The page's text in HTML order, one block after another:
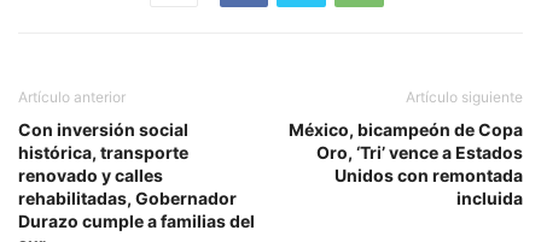
Artículo anterior
Con inversión social
histórica, transporte
renovado y calles
rehabilitadas, Gobernador
Durazo cumple a familias del
Artículo siguiente
México, bicampeón de Copa
Oro, ‘Tri’ vence a Estados
Unidos con remontada
incluida